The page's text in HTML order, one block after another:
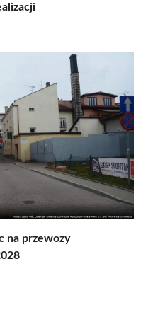
na przewozy